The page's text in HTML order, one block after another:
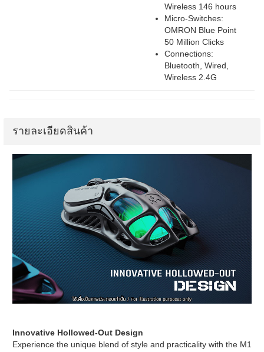
Wireless 146 hours
Micro-Switches:
OMRON Blue Point
50 Million Clicks
Connections:
Bluetooth, Wired,
Wireless 2.4G
รายละเอียดสินค้า
Innovative Hollowed-Out Design
Experience the unique blend of style and practicality with the M1